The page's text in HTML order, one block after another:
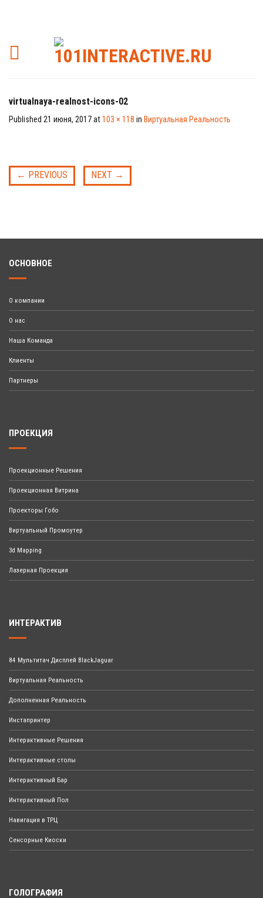
virtualnaya-realnost-icons-02
Published 21 июня, 2017at103 × 118 in Виртуальная Реальность
← PREVIOUS NEXT →
ОСНОВНОЕ
О компании
О нас
Наша Команда
Клиенты
Партнеры
ПРОЕКЦИЯ
Проекционные Решения
Проекционная Витрина
Проекторы Гобо
Виртуальный Промоутер
3d Mapping
Лазерная Проекция
ИНТЕРАКТИВ
84 Мультитач Дисплей BlackJaguar
Виртуальная Реальность
Дополненная Реальность
Инстапринтер
Интерактивные Решения
Интерактивные столы
Интерактивный Бар
Интерактивный Пол
Навигация в ТРЦ
Сенсорные Киоски
ГОЛОГРАФИЯ